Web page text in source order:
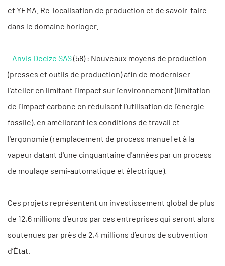
et YEMA. Re-localisation de production et de savoir-faire
dans le domaine horloger.
- Anvis Decize SAS(58) : Nouveaux moyens de production
(presses et outils de production) afin de moderniser
l'atelier en limitant l'impact sur l'environnement (limitation
de l'impact carbone en réduisant l'utilisation de l'énergie
fossile), en améliorant les conditions de travail et
l'ergonomie (remplacement de process manuel et à la
vapeur datant d'une cinquantaine d'années par un process
de moulage semi-automatique et électrique).
Ces projets représentent un investissement global de plus
de 12,6 millions d’euros par ces entreprises qui seront alors
soutenues par près de 2,4 millions d’euros de subvention
d’État.